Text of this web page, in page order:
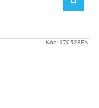
Kód: 170523FA